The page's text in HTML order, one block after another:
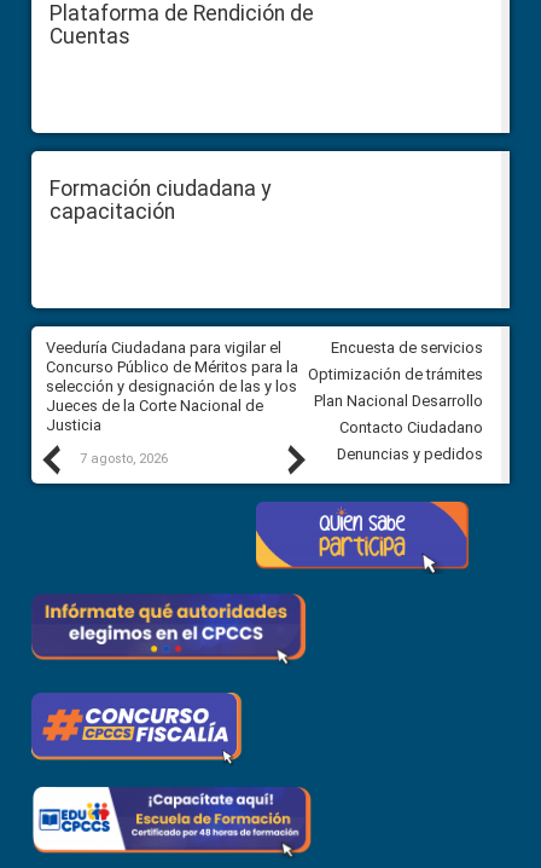
Plataforma de Rendición de
Cuentas
Formación ciudadana y
capacitación
Previous
Veeduría Ciudadana para vigilar el
Concurso Público de Méritos para la
selección y designación de las y los
Jueces de la Corte Nacional de
Justicia
7 agosto, 2026
Veeduría para realizar el
seguimiento de la gestión
Autónomo Descentralizado
parroquial rural de Calacalí
6 agosto, 2026
Next
Encuesta de servicios
Optimización de trámites
Plan Nacional Desarrollo
Contacto Ciudadano
Denuncias y pedidos